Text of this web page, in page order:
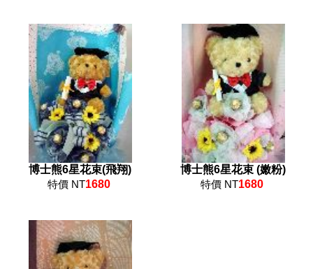
博士熊6星花束(飛翔)
特價 NT1680
博士熊6星花束 (嫩粉)
特價 NT1680